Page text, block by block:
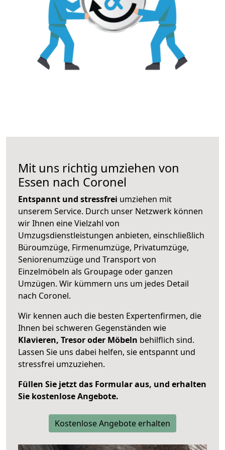
Mit uns richtig umziehen von
Essen nach Coronel
Entspannt und stressfrei umziehen mit
unserem Service. Durch unser Netzwerk können
wir Ihnen eine Vielzahl von
Umzugsdienstleistungen anbieten, einschließlich
Büroumzüge, Firmenumzüge, Privatumzüge,
Seniorenumzüge und Transport von
Einzelmöbeln als Groupage oder ganzen
Umzügen. Wir kümmern uns um jedes Detail
nach Coronel.
Wir kennen auch die besten Expertenfirmen, die
Ihnen bei schweren Gegenständen wie
Klavieren, Tresor oder Möbeln behilflich sind.
Lassen Sie uns dabei helfen, sie entspannt und
stressfrei umzuziehen.
Füllen Sie jetzt das Formular aus, und erhalten
Sie kostenlose Angebote.
Kostenlose Angebote erhalten